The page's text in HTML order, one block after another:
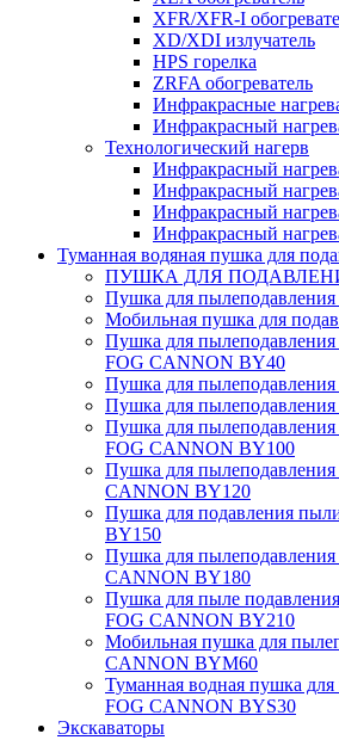
XFR/XFR-I
XD/XDI излучатель
HPS горелка
ZRFA обогреватель
Инфракрасные
Инфракрасный
Технологический нагерв
Инфракрасный
Инфракрасный
Инфракрасный
Инфракрасный
Туманная водяная пушка для
ПУШКА ДЛЯ
Пушка для
Мобильная пушка для
Пушка для
FOG CANNON BY40
Пушка для
Пушка для
Пушка для
FOG CANNON BY100
Пушка для
CANNON BY120
Пушка для подавления
BY150
Пушка для
CANNON BY180
Пушка для пыле
FOG CANNON BY210
Мобильная пушка для
CANNON BYM60
Туманная водная пушка
FOG CANNON BYS30
Экскаваторы